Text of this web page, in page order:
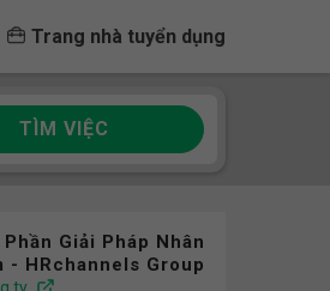
Trang nhà tuyển dụng
TÌM VIỆC
Giải Pháp Nhân
- HRchannels Group